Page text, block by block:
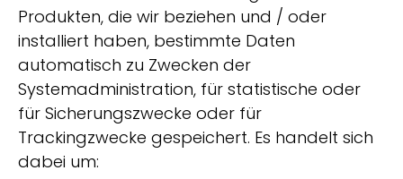
Produkten, die wir beziehen und / oder
installiert haben, bestimmte Daten
automatisch zu Zwecken der
Systemadministration, für statistische oder
für Sicherungszwecke oder für
Trackingzwecke gespeichert. Es handelt sich
dabei um: